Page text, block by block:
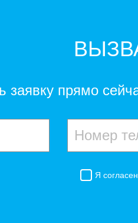
заявку прямо
Я